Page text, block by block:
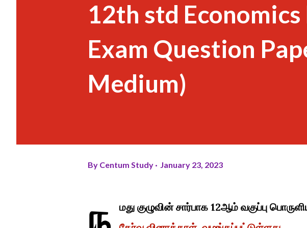
12th std
Exam Question
Medium)
By Centum Study January 23, 2023
ந
மது குழுவின் சார்பாக 12ஆம் வகுப்பு